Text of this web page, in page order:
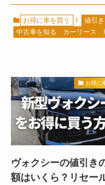
お得に車を買う 値引
中古車を知る
カーリース
お得に
ヴォクシーの値引き
額はいくら？リセー